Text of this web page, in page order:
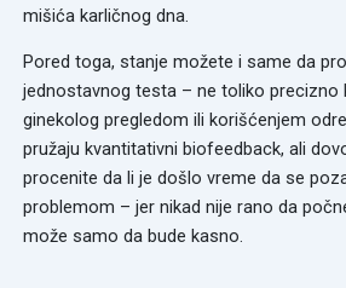
mišića karličnog dna.
Pored toga, stanje možete i same da
jednostavnog testa – ne toliko precizno
ginekolog pregledom ili korišćenjem
pružaju kvantitativni biofeedback, ali
procenite da li je došlo vreme da se
problemom – jer nikad nije rano da
može samo da bude kasno.